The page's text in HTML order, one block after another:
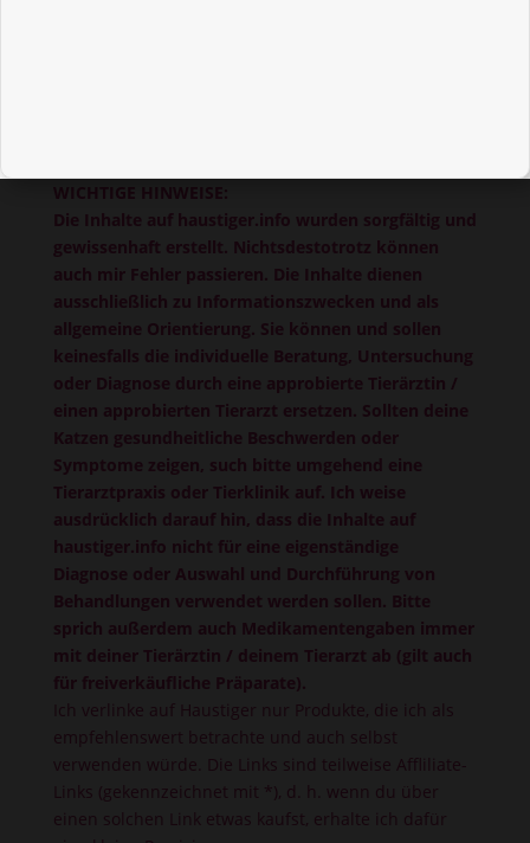
WICHTIGE HINWEISE:
Die Inhalte auf haustiger.info wurden sorgfältig und
gewissenhaft erstellt. Nichtsdestotrotz können
auch mir Fehler passieren. Die Inhalte dienen
ausschließlich zu Informationszwecken und als
allgemeine Orientierung. Sie können und sollen
keinesfalls die individuelle Beratung, Untersuchung
oder Diagnose durch eine approbierte Tierärztin /
einen approbierten Tierarzt ersetzen. Sollten deine
Katzen gesundheitliche Beschwerden oder
Symptome zeigen, such bitte umgehend eine
Tierarztpraxis oder Tierklinik auf. Ich weise
ausdrücklich darauf hin, dass die Inhalte auf
haustiger.info nicht für eine eigenständige
Diagnose oder Auswahl und Durchführung von
Behandlungen verwendet werden sollen. Bitte
sprich außerdem auch Medikamentengaben immer
mit deiner Tierärztin / deinem Tierarzt ab (gilt auch
für freiverkäufliche Präparate).
Ich verlinke auf Haustiger nur Produkte, die ich als
empfehlenswert betrachte und auch selbst
verwenden würde. Die Links sind teilweise Affliliate-
Links (gekennzeichnet mit *), d. h. wenn du über
einen solchen Link etwas kaufst, erhalte ich dafür